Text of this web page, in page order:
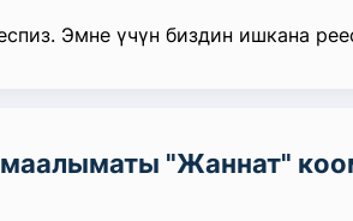
Эмне үчүн биздин ишкана
"Жаннат"